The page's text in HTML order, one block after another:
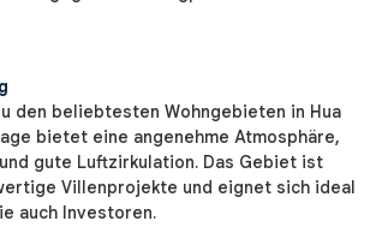
den beliebtesten Wohngebieten in Hua
bietet eine angenehme Atmosphäre,
gute Luftzirkulation. Das Gebiet ist
Villenprojekte und eignet sich ideal
auch Investoren.